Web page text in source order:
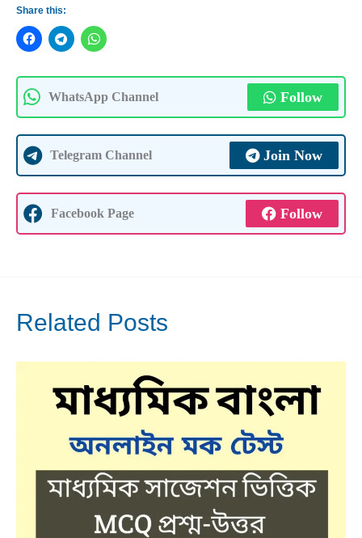
Share this:
WhatsApp Channel Follow
Telegram Channel Join Now
Facebook Page Follow
Related Posts
28